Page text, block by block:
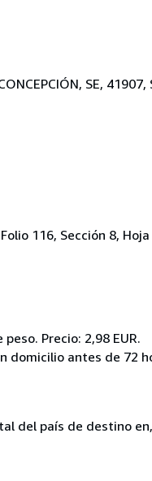
SE, 41907,
116, Sección 8, Hoja
Precio: 2,98 EUR.
domicilio antes de 72
del país de destino